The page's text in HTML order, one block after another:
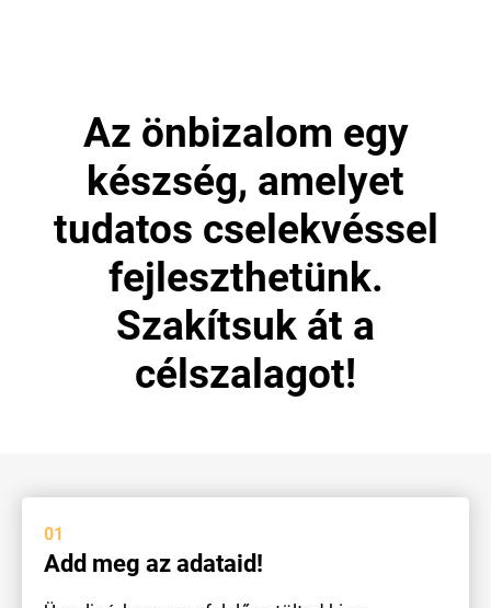
Az önbizalom egy
készség, amelyet
tudatos cselekvéssel
fejleszthetünk.
Szakítsuk át a
célszalagot!
01
Add meg az adataid!